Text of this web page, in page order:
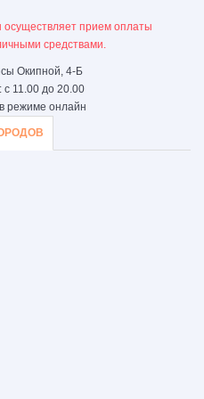
осуществляет прием оплаты
средствами.
Окипной, 4-Б
11.00 до 20.00
режиме онлайн